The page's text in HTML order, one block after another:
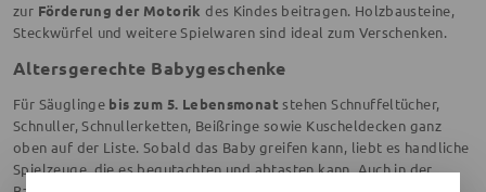
zur Förderung der Motorik des Kindes beitragen. Holzbausteine,
Steckwürfel und weitere Spielwaren sind ideal zum Verschenken.
Altersgerechte Babygeschenke
Für Säuglinge bis zum 5. Lebensmonat stehen Schnuffeltücher,
Schnuller, Schnullerketten, Beißringe sowie Kuscheldecken ganz
oben auf der Liste. Sobald das Baby greifen kann, liebt es handliche
Spielzeuge, die es begutachten und abtasten kann. Auch in der